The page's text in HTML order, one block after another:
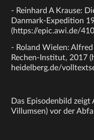
- Reinhard A Krause:
Danmark-Expedition
(https://epic.awi.de/
- Roland Wielen:
Rechen-Institut, 2017
heidelberg.de/
Das Episodenbild zeigt
Villumsen) vor der